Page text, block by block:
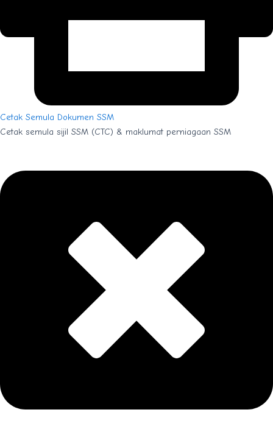
Cetak Semula Dokumen SSM
Cetak semula sijil SSM (CTC) & maklumat perniagaan SSM